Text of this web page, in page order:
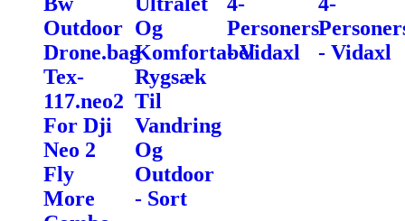
Outdoor
Drone.bag
Tex-
117.neo2
For Dji
Neo 2
Fly
More
Og
Komfortabel
Rygsæk
Til
Vandring
Og
Outdoor
- Sort
Personers
- Vidaxl
- Vidaxl